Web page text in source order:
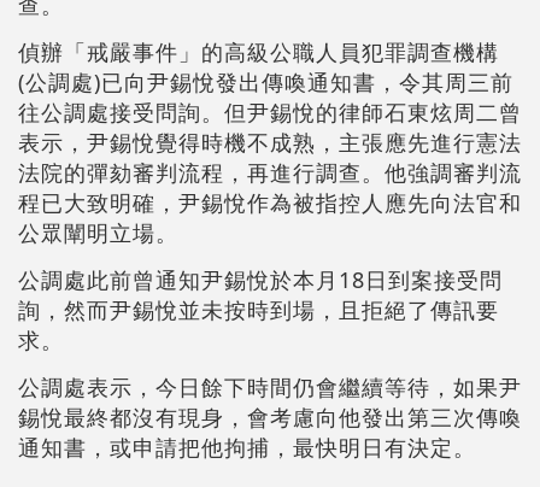
偵辦「戒嚴事件」的高級公職人員犯罪調查機構
(公調處)已向尹錫悅發出傳喚通知書，令其周三前
往公調處接受問詢。但尹錫悅的律師石東炫周二曾
表示，尹錫悅覺得時機不成熟，主張應先進行憲法
法院的彈劾審判流程，再進行調查。他強調審判流
程已大致明確，尹錫悅作為被指控人應先向法官和
公眾闡明立場。
公調處此前曾通知尹錫悅於本月18日到案接受問
詢，然而尹錫悅並未按時到場，且拒絕了傳訊要
求。
公調處表示，今日餘下時間仍會繼續等待，如果尹
錫悅最終都沒有現身，會考慮向他發出第三次傳喚
通知書，或申請把他拘捕，最快明日有決定。